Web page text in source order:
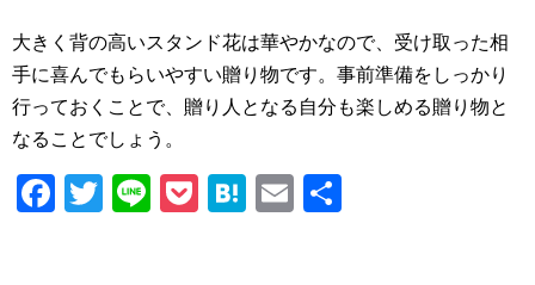
大きく背の高いスタンド花は華やかなので、受け取った相
手に喜んでもらいやすい贈り物です。事前準備をしっかり
行っておくことで、贈り人となる自分も楽しめる贈り物と
なることでしょう。
F
T
Li
P
H
E